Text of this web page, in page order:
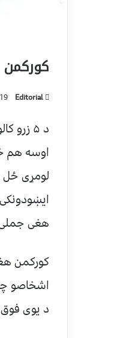
کورکمن
Editorial
د ۵
اوسه هم
لومړی ځل
هغی جملی
کورکمن
اشخاصو
د یوی